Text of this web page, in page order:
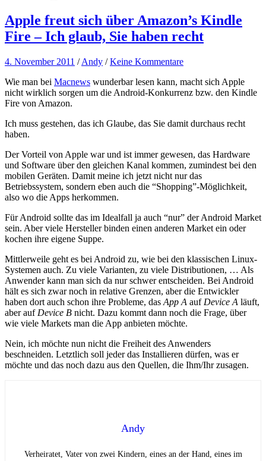
Apple freut sich über Amazon’s Kindle
Fire – Ich glaub, Sie haben recht
4. November 2011 /Andy /Keine Kommentare
Wie man bei Macnews wunderbar lesen kann, macht sich Apple
nicht wirklich sorgen um die Android-Konkurrenz bzw. den Kindle
Fire von Amazon.
Ich muss gestehen, das ich Glaube, das Sie damit durchaus recht
haben.
Der Vorteil von Apple war und ist immer gewesen, das Hardware
und Software über den gleichen Kanal kommen, zumindest bei den
mobilen Geräten. Damit meine ich jetzt nicht nur das
Betriebssystem, sondern eben auch die “Shopping”-Möglichkeit,
also wo die Apps herkommen.
Für Android sollte das im Idealfall ja auch “nur” der Android Market
sein. Aber viele Hersteller binden einen anderen Market ein oder
kochen ihre eigene Suppe.
Mittlerweile geht es bei Android zu, wie bei den klassischen Linux-
Systemen auch. Zu viele Varianten, zu viele Distributionen, … Als
Anwender kann man sich da nur schwer entscheiden. Bei Android
hält es sich zwar noch in relative Grenzen, aber die Entwickler
haben dort auch schon ihre Probleme, das App A auf Device A läuft,
aber auf Device B nicht. Dazu kommt dann noch die Frage, über
wie viele Markets man die App anbieten möchte.
Nein, ich möchte nun nicht die Freiheit des Anwenders
beschneiden. Letztlich soll jeder das Installieren dürfen, was er
möchte und das noch dazu aus den Quellen, die Ihm/Ihr zusagen.
Andy
Verheiratet, Vater von zwei Kindern, eines an der Hand, eines im